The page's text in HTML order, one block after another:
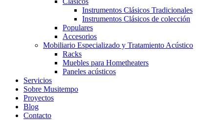
Instrumentos Clásicos Tradicionales
Instrumentos Clásicos de colección
Populares
Accesorios
Mobiliario Especializado y Tratamiento Acústico
Racks
Muebles para Hometheaters
Paneles acústicos
Servicios
Sobre Musitempo
Proyectos
Blog
Contacto